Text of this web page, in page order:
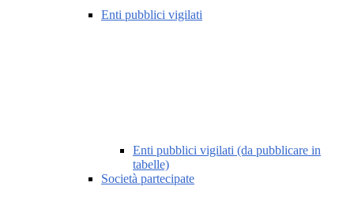
Enti pubblici vigilati
Enti pubblici vigilati (da pubblicare in
tabelle)
Società partecipate